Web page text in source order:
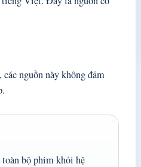
nguồn này không đảm
bộ phim khỏi hệ